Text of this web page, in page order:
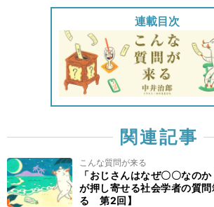
連載目次
関連記事
こんな質問が来る
「おじさんはなぜ〇〇なの
が押し寄せる社会学者の質
る 第2回】